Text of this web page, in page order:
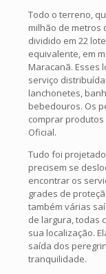
Todo o terreno,
milhão de metros
dividido em 22
equivalente, em
Maracanã. Esses
serviço
lanchonetes,
bebedouros. Os
comprar produtos
Oficial.
Tudo foi
precisem se
encontrar os
grades de
também várias
de largura, todas
sua localização.
saída dos
tranquilidade.